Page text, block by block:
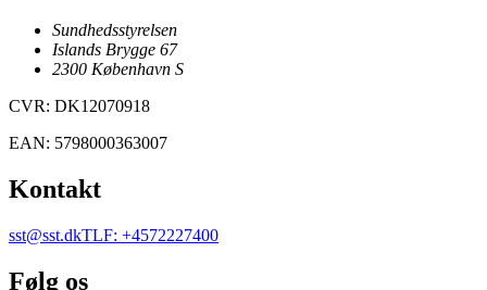
Sundhedsstyrelsen
Islands Brygge 67
2300 København S
CVR: DK12070918
EAN: 5798000363007
Kontakt
sst@sst.dkTLF: +4572227400
Følg os